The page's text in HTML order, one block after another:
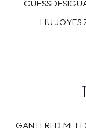
GUESS
LIU JOYES
GANTFRED